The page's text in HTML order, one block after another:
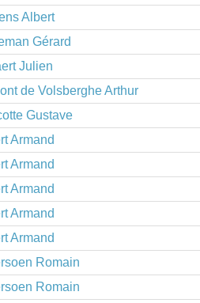
Albert
Gérard
Julien
de Volsberghe Arthur
Gustave
Armand
Armand
Armand
Armand
Armand
Romain
Romain